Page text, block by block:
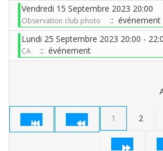
Vendredi 15 Septembre 2023 20:00
Observation club photo
:: événement
Lundi 25 Septembre 2023 20:00 -
CA :: événement
1 2